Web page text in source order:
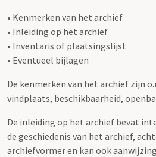
• Kenmerken van het archief
• Inleiding op het archief
• Inventaris of plaatsingslijst
• Eventueel bijlagen
De kenmerken van het archief zijn
vindplaats, beschikbaarheid,
De inleiding op het archief bevat
de geschiedenis van het archief,
archiefvormer en kan ook